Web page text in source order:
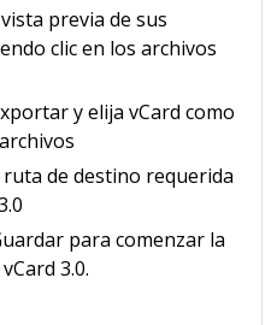
previa de sus
clic en los archivos
y elija vCard como
de destino requerida
para comenzar la
3.0.